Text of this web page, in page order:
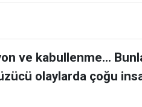
ve kabullenme...
olaylarda çoğu